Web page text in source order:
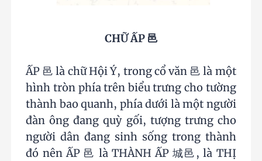
CHỮ ẤP 邑
ẤP 邑 là chữ Hội Ý, trong cổ văn 邑 là một
hình tròn phía trên biểu trưng cho tường
thành bao quanh, phía dưới là một người
đàn ông đang quỳ gối, tượng trưng cho
người dân đang sinh sống trong thành
đó nên ẤP 邑 là THÀNH ẤP 城邑, là THỊ